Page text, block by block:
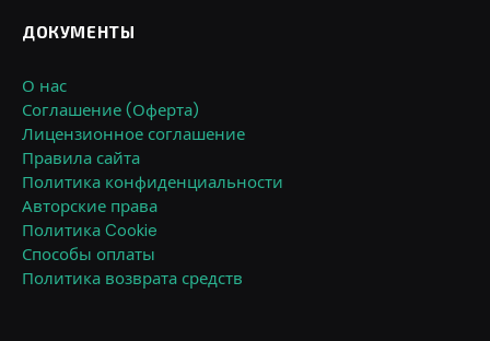
ДОКУМЕНТЫ
О нас
Соглашение (Оферта)
Лицензионное соглашение
Правила сайта
Политика конфиденциальности
Авторские права
Политика Cookie
Способы оплаты
Политика возврата средств